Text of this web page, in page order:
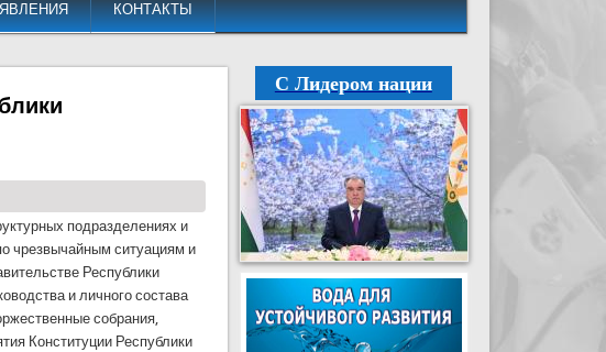
КОНТАКТЫ
подразделениях и
чрезвычайным ситуациям и
Республики
и личного состава
собрания,
Конституции Республики
С Лидером нации